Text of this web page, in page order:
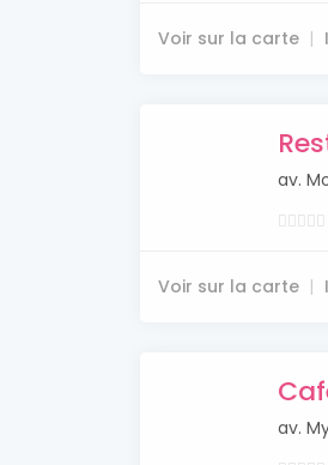
Voir sur la carte
av.
Voir sur la carte
av.